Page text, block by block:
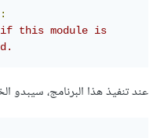
:
this module is
عند تنفيذ هذا البرنامج، سيبدو